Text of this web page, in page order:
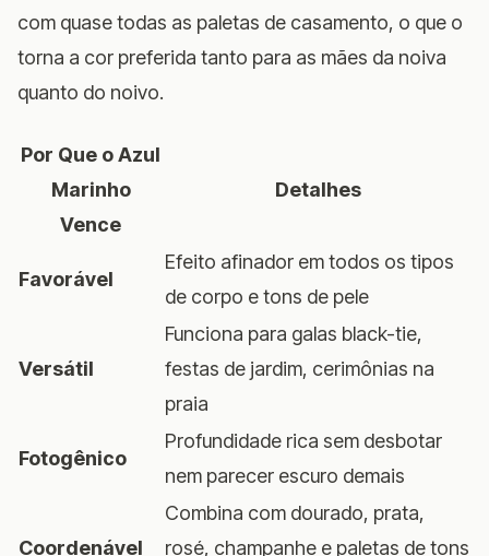
com quase todas as paletas de casamento, o que o
torna a cor preferida tanto para as mães da noiva
quanto do noivo.
Por Que o Azul
Marinho
Vence
Detalhes
Favorável
Efeito afinador em todos os tipos
de corpo e tons de pele
Versátil
Funciona para galas black-tie,
festas de jardim, cerimônias na
praia
Fotogênico
Profundidade rica sem desbotar
nem parecer escuro demais
Coordenável
Combina com dourado, prata,
rosé, champanhe e paletas de tons